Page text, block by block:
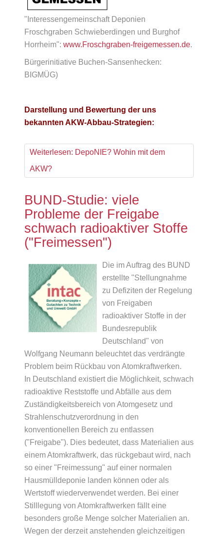
"Interessengemeinschaft Deponien
Froschgraben Schwieberdingen und Burghof
Horrheim": www.Froschgraben-freigemessen.de.
Bürgerinitiative Buchen-Sansenhecken:
BIGMÜG)
Darstellung und Bewertung der uns
bekannten AKW-Abbau-Strategien:
Weiterlesen: DepoNIE? Wohin mit dem
AKW?
BUND-Studie: viele
Probleme der Freigabe
schwach radioaktiver Stoffe
("Freimessen")
Die im Auftrag des BUND
erstellte "Stellungnahme
zu Defiziten der Regelung
von Freigaben
radioaktiver Stoffe in der
Bundesrepublik
Deutschland" von
Wolfgang Neumann beleuchtet das verdrängte
Problem beim Rückbau von Atomkraftwerken.
In Deutschland existiert die Möglichkeit, schwach
radioaktive Reststoffe und Abfälle aus dem
Zuständigkeitsbereich von Atomgesetz und
Strahlenschutzverordnung in den
konventionellen Bereich zu entlassen
("Freigabe"). Dies bedeutet, dass Materialien aus
einem Atomkraftwerk, das rückgebaut wird, nach
so einer "Freimessung" auf einer normalen
Hausmülldeponie landen können oder als
Wertstoff wiederverwendet werden. Bei einer
Stilllegung von Atomkraftwerken fällt eine
besonders große Menge solcher Materialien an.
Wegen der derzeit anstehenden gleichzeitigen